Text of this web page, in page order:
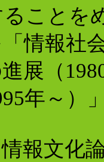
ことを
情報社
展（
年～）
報文化